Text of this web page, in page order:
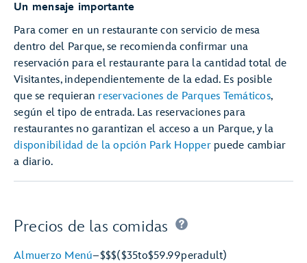
Un mensaje importante
Para comer en un restaurante con servicio de mesa
dentro del Parque, se recomienda confirmar una
reservación para el restaurante para la cantidad total de
Visitantes, independientemente de la edad. Es posible
que se requieran reservaciones de Parques Temáticos,
según el tipo de entrada. Las reservaciones para
restaurantes no garantizan el acceso a un Parque, y la
disponibilidad de la opción Park Hopperpuede cambiar
a diario.
Precios de las comidas
Almuerzo Menú–$$$($35to$59.99peradult)